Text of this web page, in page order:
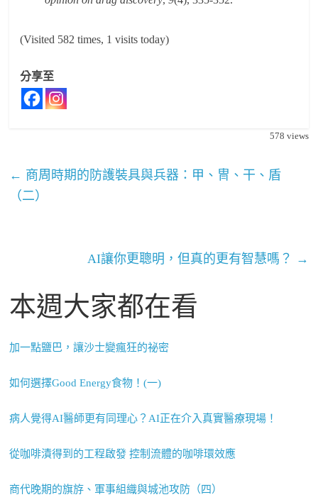
(Visited 582 times, 1 visits today)
分享至
578 views
← 商周時期的防護裝具與兵器：甲、冑、干、盾
（二）
AI讓你更聰明，但真的更有智慧嗎？ →
本週大家都在看
加一點鹽巴，讓沙士變瘋狂的祕密
如何選擇Good Energy食物！(一)
病人覺得AI醫師更有同理心？AI正在介入真實醫療現場！
從咖啡漬得到的工程啟發 控制流體的咖啡環效應
商代晚期的旗斿、軍事組織與城池攻防（四）